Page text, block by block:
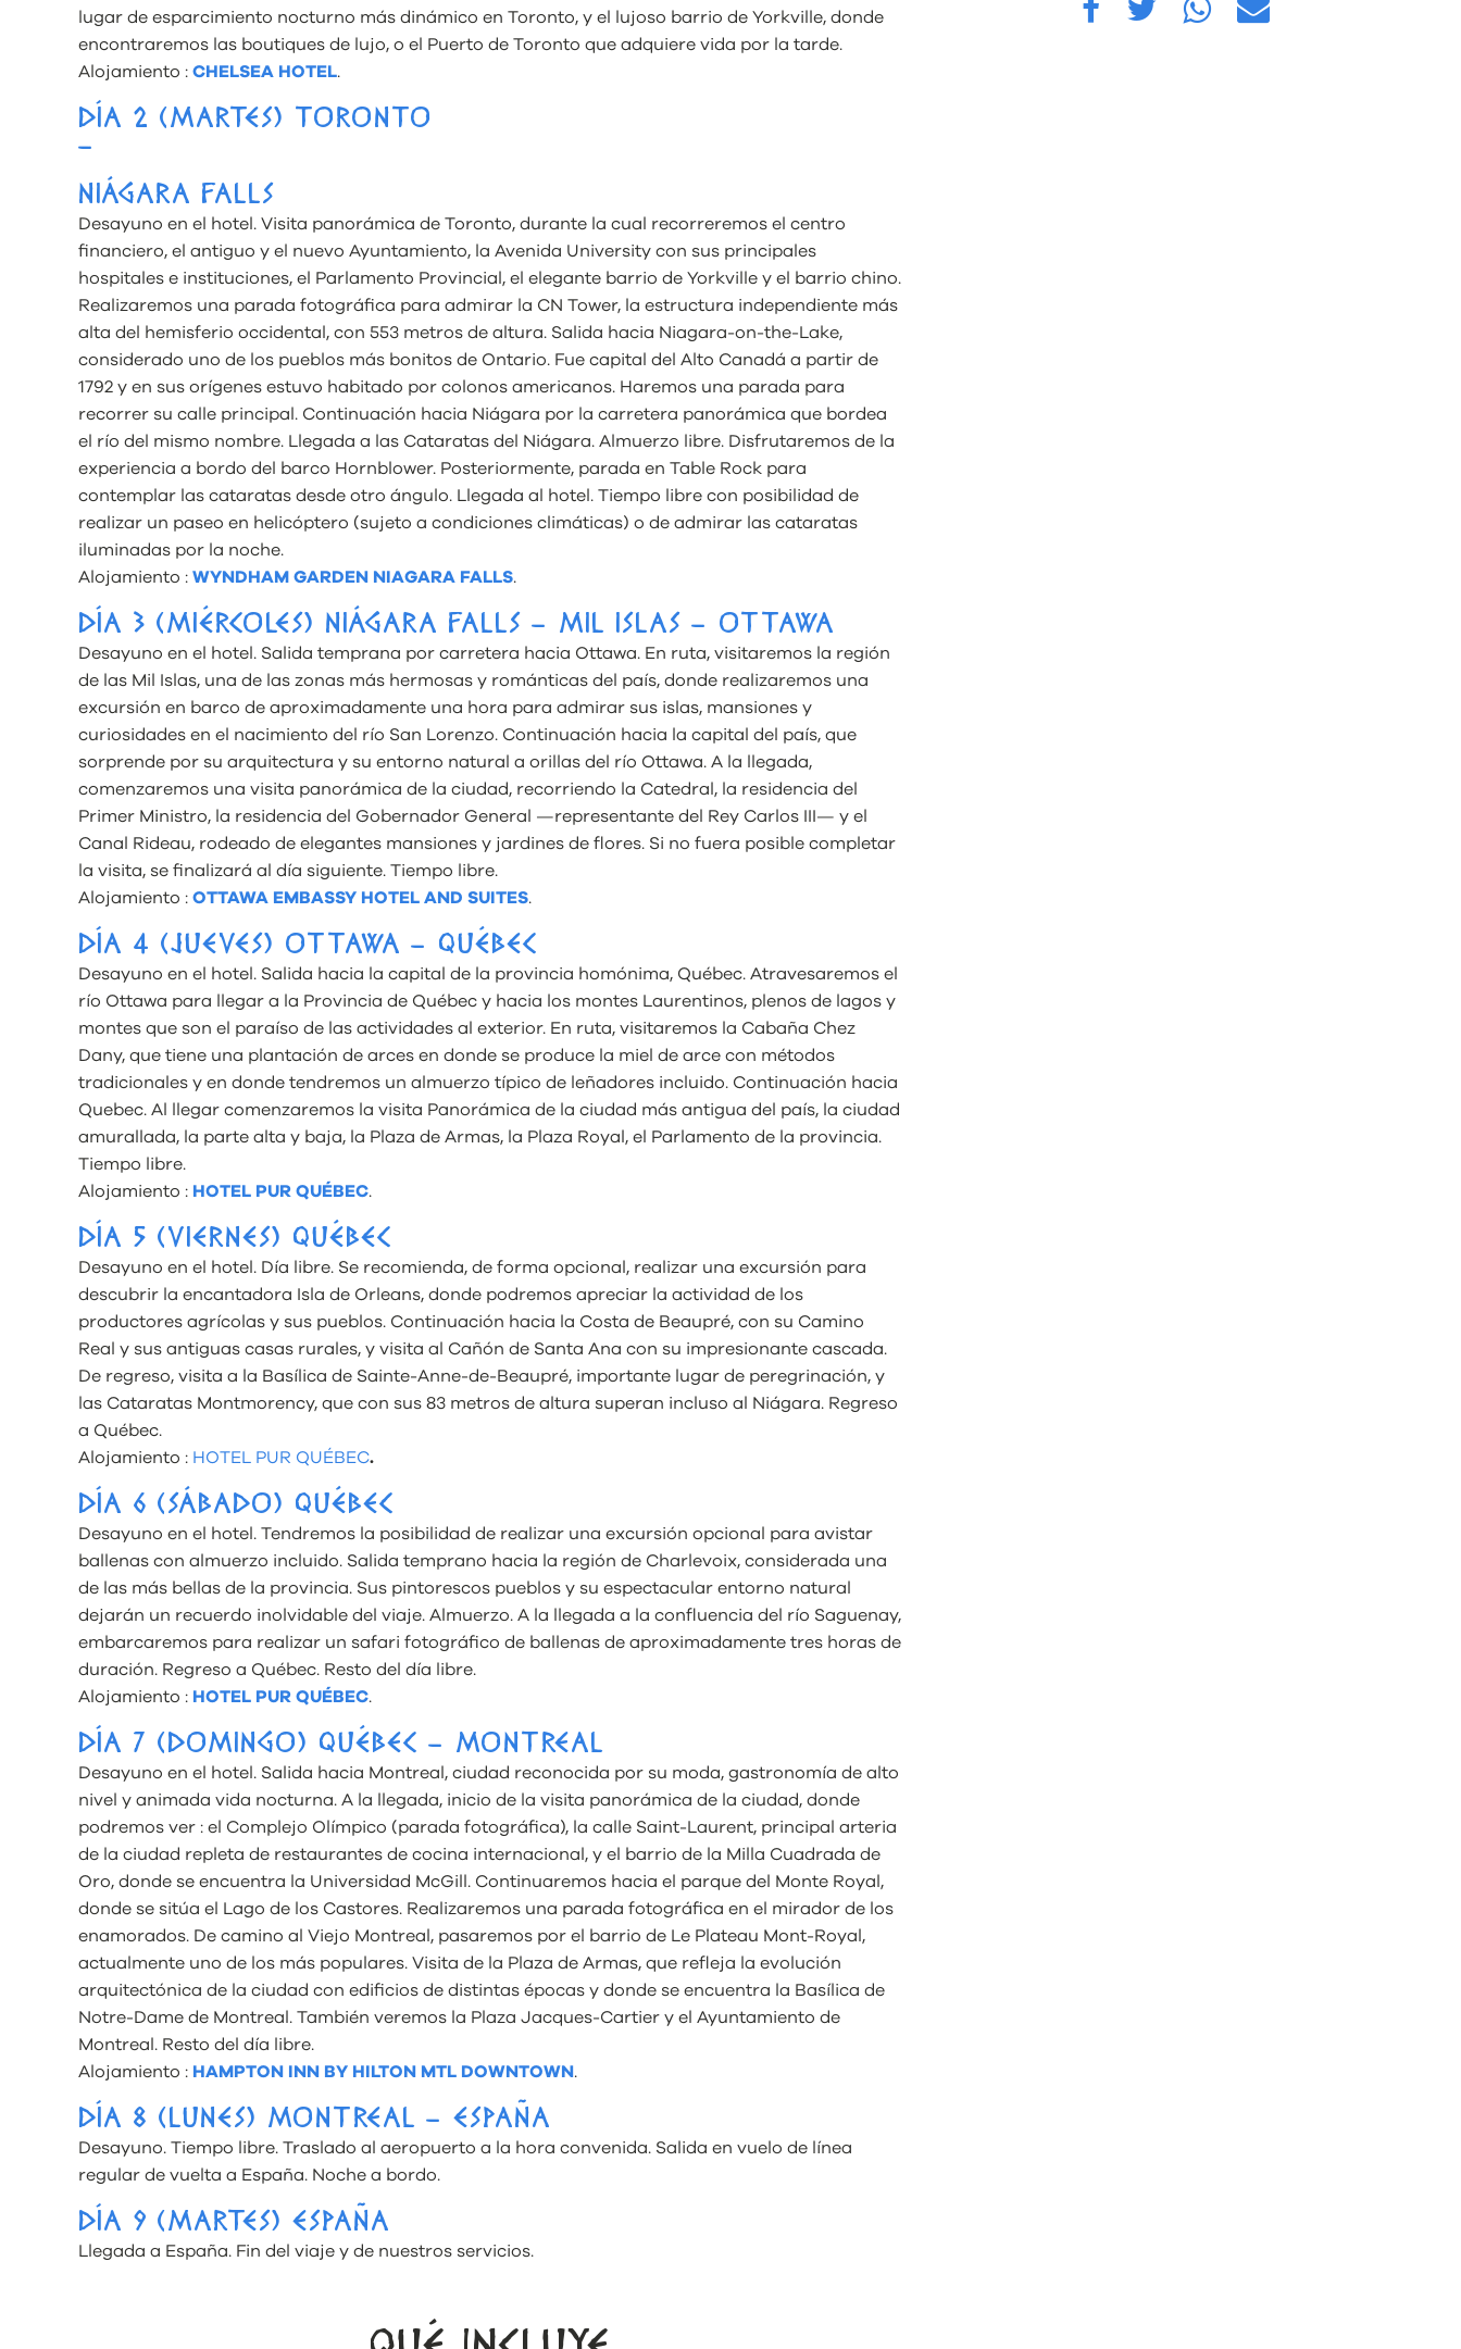
lugar de esparcimiento nocturno más dinámico en Toronto, y el lujoso barrio de Yorkville, donde
encontraremos las boutiques de lujo, o el Puerto de Toronto que adquiere vida por la tarde.
Alojamiento : CHELSEA HOTEL.
DÍA 2 (MARTES) TORONTO
–
NIÁGARA FALLS
Desayuno en el hotel. Visita panorámica de Toronto, durante la cual recorreremos el centro
financiero, el antiguo y el nuevo Ayuntamiento, la Avenida University con sus principales
hospitales e instituciones, el Parlamento Provincial, el elegante barrio de Yorkville y el barrio chino.
Realizaremos una parada fotográfica para admirar la CN Tower, la estructura independiente más
alta del hemisferio occidental, con 553 metros de altura. Salida hacia Niagara-on-the-Lake,
considerado uno de los pueblos más bonitos de Ontario. Fue capital del Alto Canadá a partir de
1792 y en sus orígenes estuvo habitado por colonos americanos. Haremos una parada para
recorrer su calle principal. Continuación hacia Niágara por la carretera panorámica que bordea
el río del mismo nombre. Llegada a las Cataratas del Niágara. Almuerzo libre. Disfrutaremos de la
experiencia a bordo del barco Hornblower. Posteriormente, parada en Table Rock para
contemplar las cataratas desde otro ángulo. Llegada al hotel. Tiempo libre con posibilidad de
realizar un paseo en helicóptero (sujeto a condiciones climáticas) o de admirar las cataratas
iluminadas por la noche.
Alojamiento : WYNDHAM GARDEN NIAGARA FALLS.
DÍA 3 (MIÉRCOLES) NIÁGARA FALLS – MIL ISLAS – OTTAWA
Desayuno en el hotel. Salida temprana por carretera hacia Ottawa. En ruta, visitaremos la región
de las Mil Islas, una de las zonas más hermosas y románticas del país, donde realizaremos una
excursión en barco de aproximadamente una hora para admirar sus islas, mansiones y
curiosidades en el nacimiento del río San Lorenzo. Continuación hacia la capital del país, que
sorprende por su arquitectura y su entorno natural a orillas del río Ottawa. A la llegada,
comenzaremos una visita panorámica de la ciudad, recorriendo la Catedral, la residencia del
Primer Ministro, la residencia del Gobernador General —representante del Rey Carlos III— y el
Canal Rideau, rodeado de elegantes mansiones y jardines de flores. Si no fuera posible completar
la visita, se finalizará al día siguiente. Tiempo libre.
Alojamiento : OTTAWA EMBASSY HOTEL AND SUITES.
DÍA 4 (JUEVES) OTTAWA – QUÉBEC
Desayuno en el hotel. Salida hacia la capital de la provincia homónima, Québec. Atravesaremos el
río Ottawa para llegar a la Provincia de Québec y hacia los montes Laurentinos, plenos de lagos y
montes que son el paraíso de las actividades al exterior. En ruta, visitaremos la Cabaña Chez
Dany, que tiene una plantación de arces en donde se produce la miel de arce con métodos
tradicionales y en donde tendremos un almuerzo típico de leñadores incluido. Continuación hacia
Quebec. Al llegar comenzaremos la visita Panorámica de la ciudad más antigua del país, la ciudad
amurallada, la parte alta y baja, la Plaza de Armas, la Plaza Royal, el Parlamento de la provincia.
Tiempo libre.
Alojamiento : HOTEL PUR QUÉBEC.
DÍA 5 (VIERNES) QUÉBEC
Desayuno en el hotel. Día libre. Se recomienda, de forma opcional, realizar una excursión para
descubrir la encantadora Isla de Orleans, donde podremos apreciar la actividad de los
productores agrícolas y sus pueblos. Continuación hacia la Costa de Beaupré, con su Camino
Real y sus antiguas casas rurales, y visita al Cañón de Santa Ana con su impresionante cascada.
De regreso, visita a la Basílica de Sainte-Anne-de-Beaupré, importante lugar de peregrinación, y
las Cataratas Montmorency, que con sus 83 metros de altura superan incluso al Niágara. Regreso
a Québec.
Alojamiento : HOTEL PUR QUÉBEC.
DÍA 6 (SÁBADO) QUÉBEC
Desayuno en el hotel. Tendremos la posibilidad de realizar una excursión opcional para avistar
ballenas con almuerzo incluido. Salida temprano hacia la región de Charlevoix, considerada una
de las más bellas de la provincia. Sus pintorescos pueblos y su espectacular entorno natural
dejarán un recuerdo inolvidable del viaje. Almuerzo. A la llegada a la confluencia del río Saguenay,
embarcaremos para realizar un safari fotográfico de ballenas de aproximadamente tres horas de
duración. Regreso a Québec. Resto del día libre.
Alojamiento : HOTEL PUR QUÉBEC.
DÍA 7 (DOMINGO) QUÉBEC – MONTREAL
Desayuno en el hotel. Salida hacia Montreal, ciudad reconocida por su moda, gastronomía de alto
nivel y animada vida nocturna. A la llegada, inicio de la visita panorámica de la ciudad, donde
podremos ver : el Complejo Olímpico (parada fotográfica), la calle Saint-Laurent, principal arteria
de la ciudad repleta de restaurantes de cocina internacional, y el barrio de la Milla Cuadrada de
Oro, donde se encuentra la Universidad McGill. Continuaremos hacia el parque del Monte Royal,
donde se sitúa el Lago de los Castores. Realizaremos una parada fotográfica en el mirador de los
enamorados. De camino al Viejo Montreal, pasaremos por el barrio de Le Plateau Mont-Royal,
actualmente uno de los más populares. Visita de la Plaza de Armas, que refleja la evolución
arquitectónica de la ciudad con edificios de distintas épocas y donde se encuentra la Basílica de
Notre-Dame de Montreal. También veremos la Plaza Jacques-Cartier y el Ayuntamiento de
Montreal. Resto del día libre.
Alojamiento : HAMPTON INN BY HILTON MTL DOWNTOWN.
DÍA 8 (LUNES) MONTREAL – ESPAÑA
Desayuno. Tiempo libre. Traslado al aeropuerto a la hora convenida. Salida en vuelo de línea
regular de vuelta a España. Noche a bordo.
DÍA 9 (MARTES) ESPAÑA
Llegada a España. Fin del viaje y de nuestros servicios.